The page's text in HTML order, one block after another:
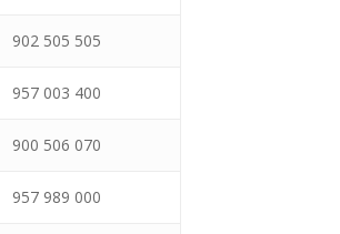
902 505 505
957 003 400
900 506 070
957 989 000